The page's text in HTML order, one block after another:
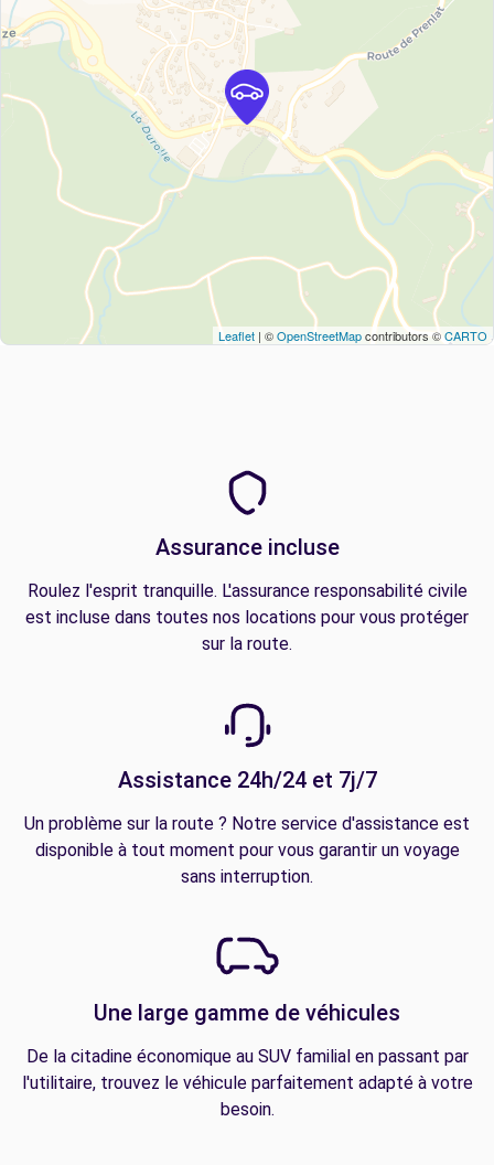
Leaflet | ©OpenStreetMapcontributors ©CARTO
Assurance incluse
Roulez l'esprit tranquille. L'assurance responsabilité civile
est incluse dans toutes nos locations pour vous protéger
sur la route.
Assistance 24h/24 et 7j/7
Un problème sur la route ? Notre service d'assistance est
disponible à tout moment pour vous garantir un voyage
sans interruption.
Une large gamme de véhicules
De la citadine économique au SUV familial en passant par
l'utilitaire, trouvez le véhicule parfaitement adapté à votre
besoin.